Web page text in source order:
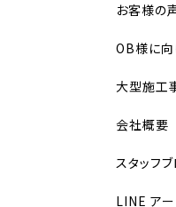
お客様の
OB様に向
大型施工
会社概要
スタッフ
LINE ア